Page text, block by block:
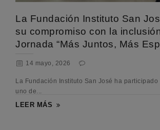
La Fundación Instituto San
su compromiso con la
Jornada “Más Juntos, Más
14 mayo, 2026
La Fundación Instituto San José ha participado
uno de...
LEER MÁS